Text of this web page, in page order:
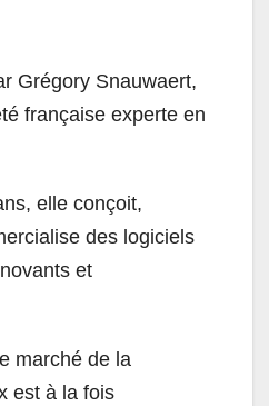
Grégory Snauwaert,
française experte en
elle conçoit,
des logiciels
et
marché de la
est à la fois